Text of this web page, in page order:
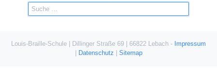
Louis-Braille-Schule | Dillinger Straße 69 | 66822 Lebach - Impressum
Datenschutz Sitemap